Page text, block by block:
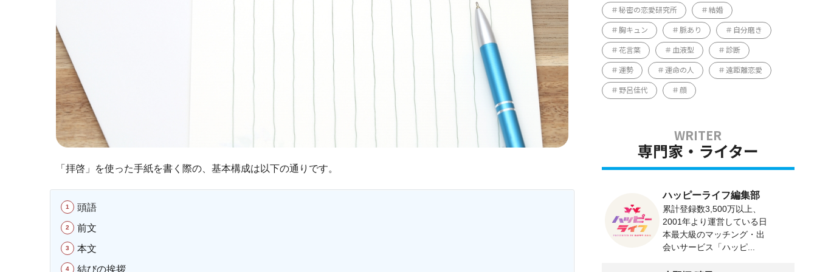
「拝啓」を使った手紙を書く際の、基本構成は以下の通りです。
頭語
前文
本文
結びの挨拶
秘密の恋愛研究所 結婚
胸キュン 脈あり 自分磨き
花言葉 血液型 診断
運勢 運命の人 遠距離恋愛
野呂佳代 顔
専門家・ライター
ハッピーライフ編集部
累計登録数3,500万以上、
2001年より運営している日
本最大級のマッチング・出
会いサービス「ハッピ...